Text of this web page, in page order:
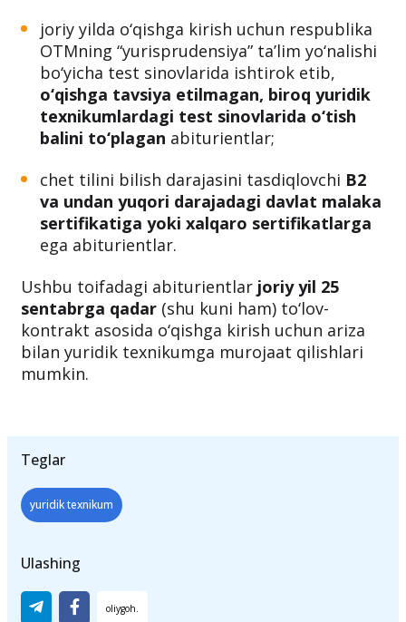
joriy yilda o‘qishga kirish uchun respublika
OTMning “yurisprudensiya” ta’lim yo‘nalishi
bo‘yicha test sinovlarida ishtirok etib,
o‘qishga tavsiya etilmagan, biroq yuridik
texnikumlardagi test sinovlarida o‘tish
balini to‘plagan abiturientlar;
chet tilini bilish darajasini tasdiqlovchi B2
va undan yuqori darajadagi davlat malaka
sertifikatiga yoki xalqaro sertifikatlarga
ega abiturientlar.
Ushbu toifadagi abiturientlar joriy yil 25
sentabrga qadar (shu kuni ham) to‘lov-
kontrakt asosida o‘qishga kirish uchun ariza
bilan yuridik texnikumga murojaat qilishlari
mumkin.
Teglar
yuridik texnikum
Ulashing